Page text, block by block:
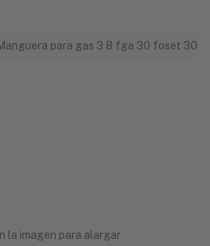
para gas 3 8 fga 30 foset
la imagen para alargar